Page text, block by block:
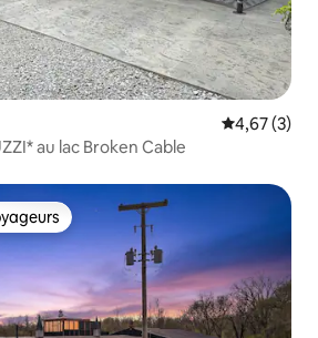
Évaluation
4,67 (3)
au lac Broken Cable
les plus appréciés